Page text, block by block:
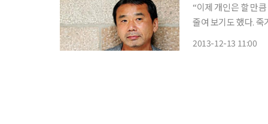
“이제 개인은 할 만
줄여 보기도 했다. 죽
2013-12-13 11:00